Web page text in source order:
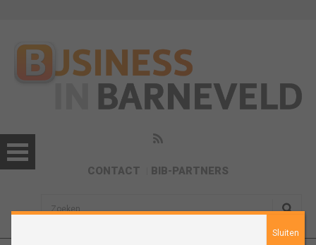
CONTACT BIB-PARTNERS
sisea.search
Sluiten